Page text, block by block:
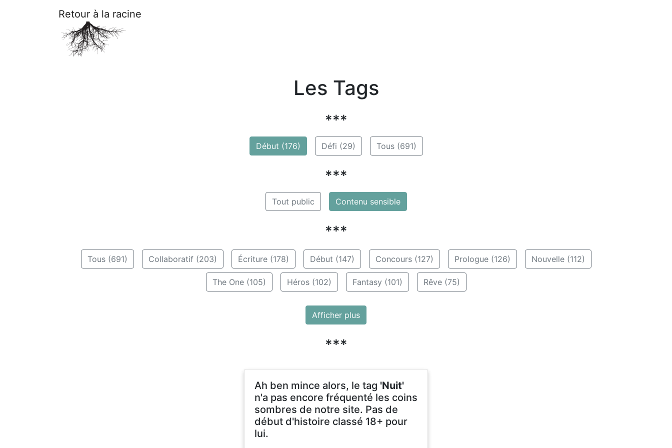
Retour à la racine
Les Tags
***
Début (176) Défi (29) Tous (691)
***
Tout public Contenu sensible
***
Tous (691) Collaboratif (203) Écriture (178) Début (147) Concours (127) Prologue (126) Nouvelle (112)
The One (105) Héros (102) Fantasy (101) Rêve (75)
Afficher plus
***
Ah ben mince alors, le tag 'Nuit'
n'a pas encore fréquenté les coins
sombres de notre site. Pas de
début d'histoire classé 18+ pour
lui.